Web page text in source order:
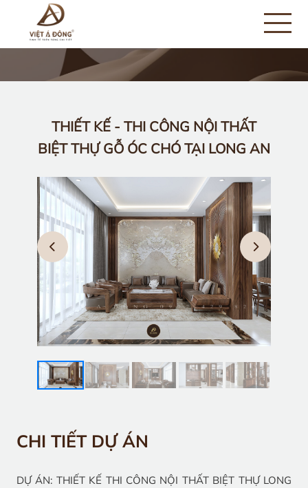
THIẾT KẾ - THI CÔNG NỘI THẤT
BIỆT THỰ GỖ ÓC CHÓ TẠI LONG AN
CHI TIẾT DỰ ÁN
DỰ ÁN: THIẾT KẾ THI CÔNG NỘI THẤT BIỆT THỰ LONG